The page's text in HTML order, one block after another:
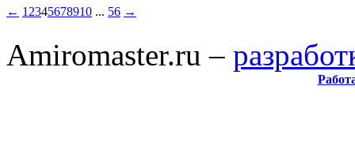
← 1 2345678910 ... 56 →
Amiromaster.ru –